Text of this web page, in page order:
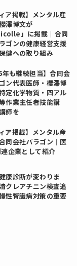
ィア掲載】メンタル産
澤博文が
」に掲載｜合同
ゴンの健康経営支援
健への取り組み
年も継続担当】合同会
ン代表医師・櫻澤博
定化学物質・四アル
作業主任者技能講
師を
ィア掲載】メンタル産
同会社パラゴン｜医
企業として紹介
康診断が変わりま
クレアチニン検査追
性腎臓病対策の重要